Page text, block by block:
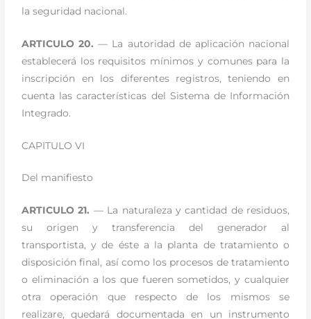
la seguridad nacional.
ARTICULO 20.— La autoridad de aplicación nacional
establecerá los requisitos mínimos y comunes para la
inscripción en los diferentes registros, teniendo en
cuenta las características del Sistema de Información
Integrado.
CAPITULO VI
Del manifiesto
ARTICULO 21. — La naturaleza y cantidad de residuos,
su origen y transferencia del generador al
transportista, y de éste a la planta de tratamiento o
disposición final, así como los procesos de tratamiento
o eliminación a los que fueren sometidos, y cualquier
otra operación que respecto de los mismos se
realizare, quedará documentada en un instrumento